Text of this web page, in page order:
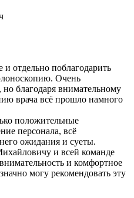
отдельно поблагодарить
Очень
благодаря внимательному
врача всё прошло намного
положительные
персонала, всё
ожидания и суеты.
и всей команде
и комфортное
могу рекомендовать эту